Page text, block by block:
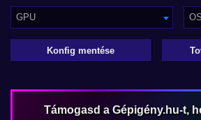
GPU OS
Konfig mentése
Támogasd a Gépigény.hu-t,